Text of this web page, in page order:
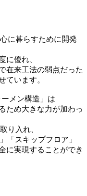
に暮らすために開発
に優れ、
在来工法の弱点だった
ています。
メン構造」は
ため大きな力が加わっ
り入れ、
「スキップフロア」
に実現することができ